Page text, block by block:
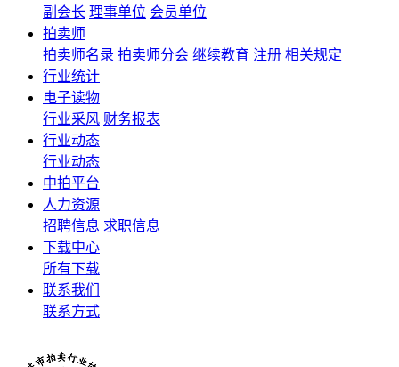
副会长 理事单位 会员单位
拍卖师
拍卖师名录 拍卖师分会 继续教育 注册 相关规定
行业统计
电子读物
行业采风 财务报表
行业动态
行业动态
中拍平台
人力资源
招聘信息 求职信息
下载中心
所有下载
联系我们
联系方式